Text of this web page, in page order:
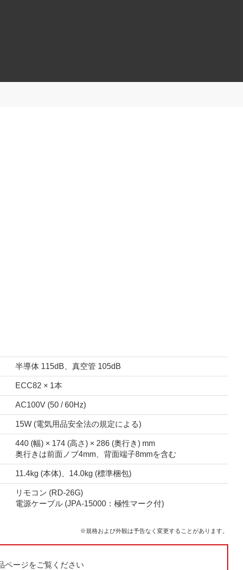
半導体 115dB、真空管 105dB
ECC82 × 1本
AC100V (50 / 60Hz)
15W (電気用品安全法の規定による)
440 (幅) × 174 (高さ) × 286 (奥行き) mm
奥行きは前面ノブ4mm、背面端子8mmを含む
11.4kg (本体)、14.0kg (標準梱包)
リモコン (RD-26G)
電源ケーブル (JPA-15000：極性マーク付)
※規格および外観は予告なく変更することがあります。
ページをご覧ください